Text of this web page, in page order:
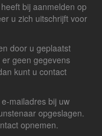
bij aanmelden op
u zich uitschrijft voor
door u geplaatst
geen gegevens
kunt u contact
mailadres bij uw
opgeslagen.
opnemen.